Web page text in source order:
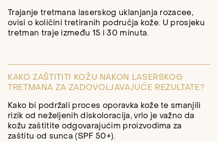
Trajanje tretmana laserskog uklanjanja rozacee,
ovisi o količini tretiranih područja kože. U prosjeku
tretman traje između 15 i 30 minuta.
KAKO ZAŠTITITI KOŽU NAKON LASERSKOG
TRETMANA ZA ZADOVOLJAVAJUĆE REZULTATE?
Kako bi podržali proces oporavka kože te smanjili
rizik od neželjenih diskoloracija, vrlo je važno da
kožu zaštitite odgovarajućim proizvodima za
zaštitu od sunca (SPF 50+).